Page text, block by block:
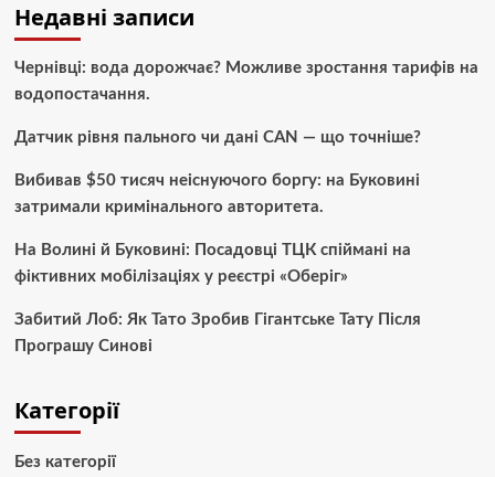
Недавні записи
Чернівці: вода дорожчає? Можливе зростання тарифів на
водопостачання.
Датчик рівня пального чи дані CAN — що точніше?
Вибивав $50 тисяч неіснуючого боргу: на Буковині
затримали кримінального авторитета.
На Волині й Буковині: Посадовці ТЦК спіймані на
фіктивних мобілізаціях у реєстрі «Оберіг»
Забитий Лоб: Як Тато Зробив Гігантське Тату Після
Програшу Синові
Категорії
Без категорії